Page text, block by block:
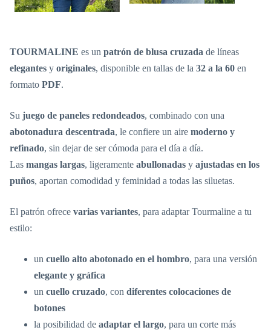
TOURMALINE es un patrón de blusa cruzada de líneas
elegantes y originales, disponible en tallas de la 32 a la 60 en
formato PDF.
Su juego de paneles redondeados, combinado con una
abotonadura descentrada, le confiere un aire moderno y
refinado, sin dejar de ser cómoda para el día a día.
Las mangas largas, ligeramente abullonadas y ajustadas en los
puños, aportan comodidad y feminidad a todas las siluetas.
El patrón ofrece varias variantes, para adaptar Tourmaline a tu
estilo:
un cuello alto abotonado en el hombro, para una versión
elegante y gráfica
un cuello cruzado, con diferentes colocaciones de
botones
la posibilidad de adaptar el largo, para un corte más